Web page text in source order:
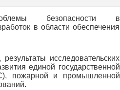
безопасности в
в области обеспечения
исследовательских
единой государственной
пожарной и промышленной